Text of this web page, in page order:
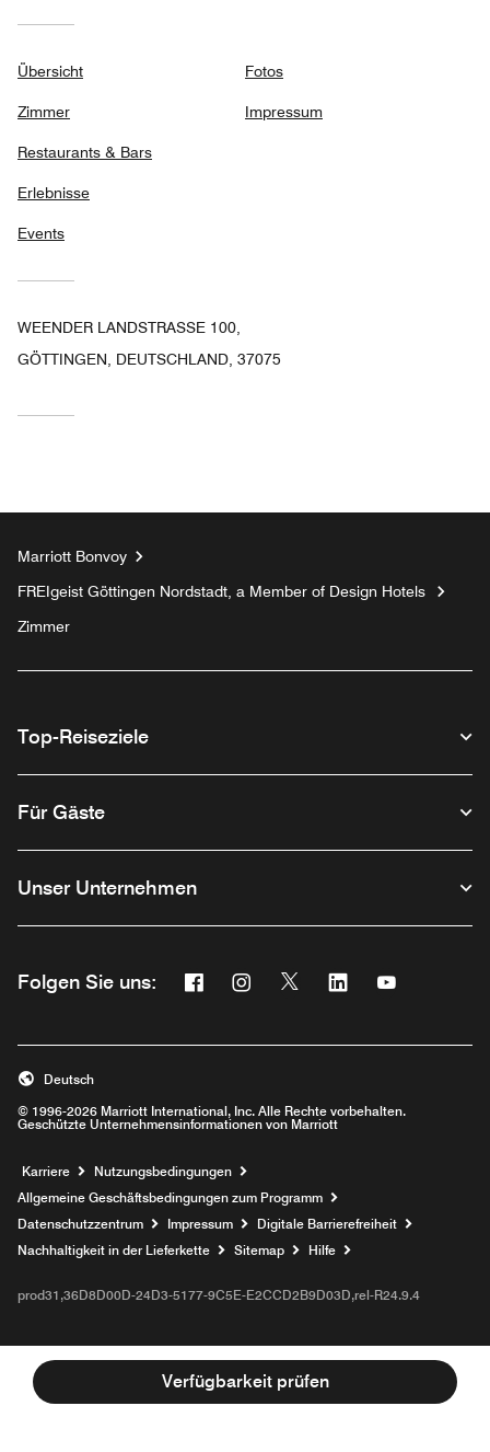
Verfügbarkeit prüfen
Übersicht
Zimmer
Restaurants & Bars
Erlebnisse
Events
Fotos
Impressum
WEENDER LANDSTRASSE 100,
GÖTTINGEN, DEUTSCHLAND, 37075
Marriott Bonvoy
FREIgeist Göttingen Nordstadt, a Member of Design Hotels
Zimmer
Top-Reiseziele
Für Gäste
Unser Unternehmen
Folgen Sie uns: Facebook
Opens a new window
Instagram
Opens a new window
Twitter
Opens a new window
Linkedin
Opens a new
Opens a
© 1996-2026 Marriott International, Inc. Alle Rechte vorbehalten.
Geschützte Unternehmensinformationen von Marriott
Deutsch
Karriere Opens a new window
Nutzungsbedingungen
Allgemeine Geschäftsbedingungen zum Programm
Datenschutzzentrum
Impressum
Digitale Barrierefreiheit
Nachhaltigkeit in der Lieferkette
Sitemap Hilfe
prod31,36D8D00D-24D3-5177-9C5E-E2CCD2B9D03D,rel-R24.9.4